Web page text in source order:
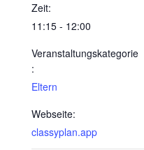
Zeit:
11:15 - 12:00
Veranstaltungskategorie
:
Eltern
Webseite:
classyplan.app